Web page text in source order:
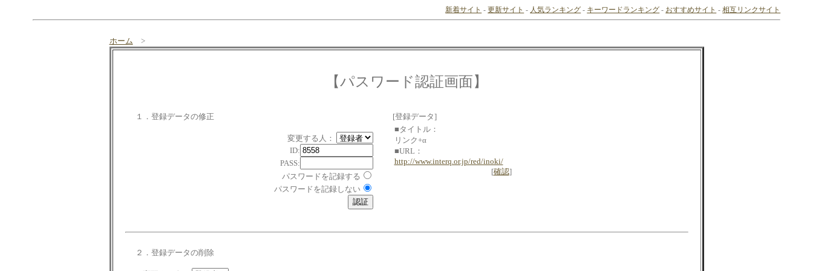
新着サイト -更新サイト - 人気ランキング - キーワードランキング - おすすめサイト -相互リンクサイト
ホーム >
【パスワード認証画面】
１．登録データの修正
変更する人：
ID:
PASS:
パスワードを記録する
パスワードを記録しない
[登録データ]
■タイトル：
リンク+α
■URL：
http://www.interq.or.jp/red/inoki/
[確認]
２．登録データの削除